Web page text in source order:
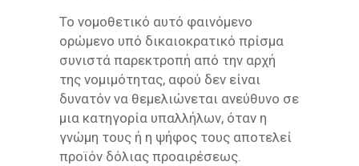
Το νομοθετικό αυτό φαινόμενο
ορώμενο υπό δικαιοκρατικό πρίσμα
συνιστά παρεκτροπή από την αρχή
της νομιμότητας, αφού δεν είναι
δυνατόν να θεμελιώνεται ανεύθυνο σε
μια κατηγορία υπαλλήλων, όταν η
γνώμη τους ή η ψήφος τους αποτελεί
προϊόν δόλιας προαιρέσεως.